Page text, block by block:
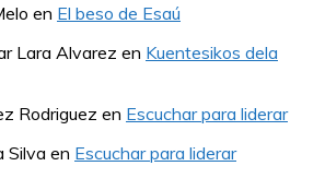
en El beso de Esaú
Lara Alvarez en Kuentesikos dela
Rodriguez en Escuchar para liderar
Silva en Escuchar para liderar